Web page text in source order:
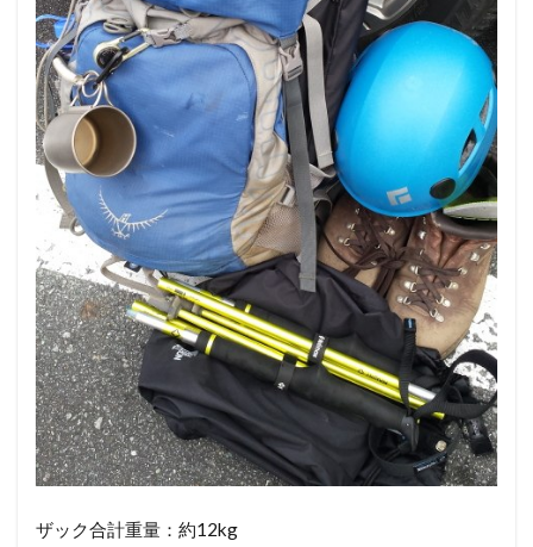
ザック合計重量：約12kg